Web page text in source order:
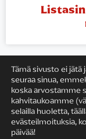
Tämä sivusto ei jätä
seuraa sinua,
koska arvostamme
kahvitaukoamme
selailla huoletta,
evästeilmoituksia,
päivää!